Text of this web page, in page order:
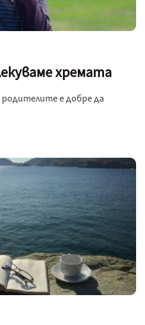
хремата
е добре да